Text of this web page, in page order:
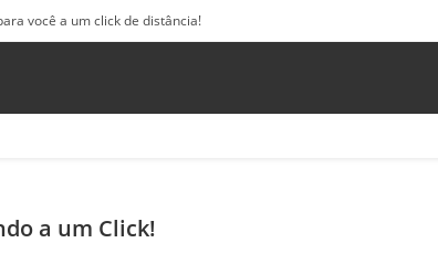
você a um click de distância!
a um Click!